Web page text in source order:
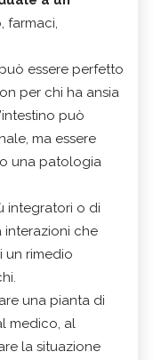
farmaci,
essere perfetto
per chi ha ansia
può
ma essere
o una patologia
integratori o di
interazioni che
un rimedio
una pianta di
medico, al
la situazione